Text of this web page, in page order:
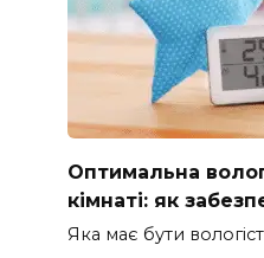
Оптимальна
кімнаті: як
Яка має бути